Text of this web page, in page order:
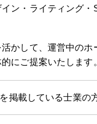
ン・ライティング
かして、運営中の
にご提案いたします。
掲載している士業の